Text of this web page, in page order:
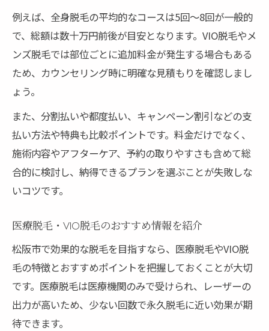
例えば、全身脱毛の平均的なコースは5回〜8回が一般的
で、総額は数十万円前後が目安となります。VIO脱毛やメ
ンズ脱毛では部位ごとに追加料金が発生する場合もある
ため、カウンセリング時に明確な見積もりを確認しまし
ょう。
また、分割払いや都度払い、キャンペーン割引などの支
払い方法や特典も比較ポイントです。料金だけでなく、
施術内容やアフターケア、予約の取りやすさも含めて総
合的に検討し、納得できるプランを選ぶことが失敗しな
いコツです。
医療脱毛・VIO脱毛のおすすめ情報を紹介
松阪市で効果的な脱毛を目指すなら、医療脱毛やVIO脱
毛の特徴とおすすめポイントを把握しておくことが大切
です。医療脱毛は医療機関のみで受けられ、レーザーの
出力が高いため、少ない回数で永久脱毛に近い効果が期
待できます。